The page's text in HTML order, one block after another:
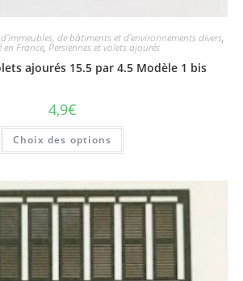
de bâtiments et d'environnements divers,
France, Persiennes et volets ajourés
ajourés 15.5 par 4.5 Modèle 1 bis
4,9€
Choix des options